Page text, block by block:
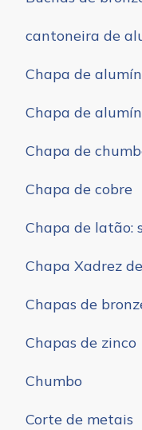
cantoneira de
Chapa de
Chapa de
Chapa de
Chapa de cobre
Chapa de latão:
Chapa Xadrez
Chapas de
Chapas de zinco
Chumbo
Corte de metais